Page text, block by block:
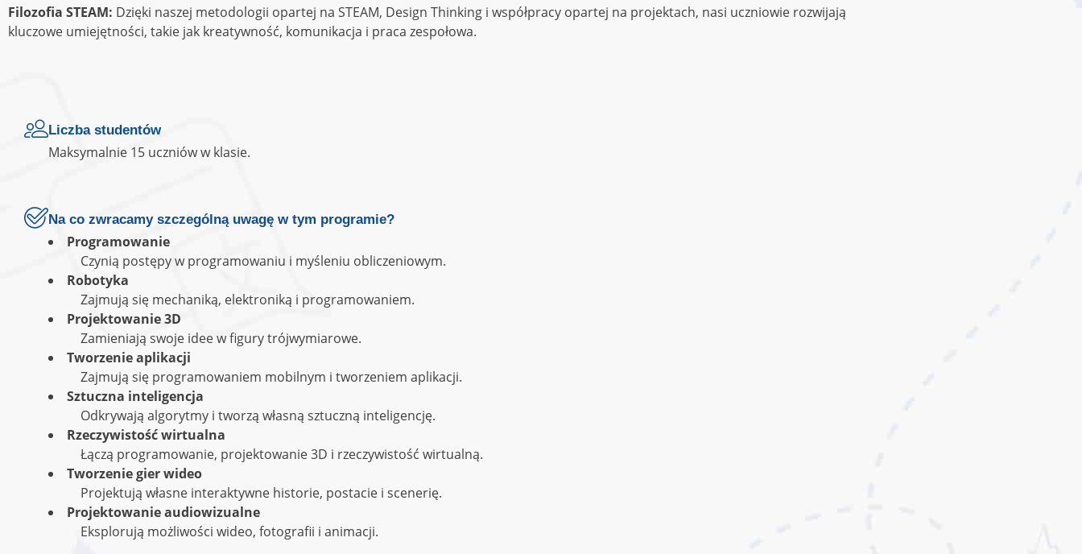
Filozofia STEAM: Dzięki naszej metodologii opartej na STEAM, Design Thinking i współpracy opartej na projektach, nasi uczniowie rozwijają
kluczowe umiejętności, takie jak kreatywność, komunikacja i praca zespołowa.
Liczba studentów
Maksymalnie 15 uczniów w klasie.
Na co zwracamy szczególną uwagę w tym programie?
Programowanie
Czynią postępy w programowaniu i myśleniu obliczeniowym.
Robotyka
Zajmują się mechaniką, elektroniką i programowaniem.
Projektowanie 3D
Zamieniają swoje idee w figury trójwymiarowe.
Tworzenie aplikacji
Zajmują się programowaniem mobilnym i tworzeniem aplikacji.
Sztuczna inteligencja
Odkrywają algorytmy i tworzą własną sztuczną inteligencję.
Rzeczywistość wirtualna
Łączą programowanie, projektowanie 3D i rzeczywistość wirtualną.
Tworzenie gier wideo
Projektują własne interaktywne historie, postacie i scenerię.
Projektowanie audiowizualne
Eksplorują możliwości wideo, fotografii i animacji.